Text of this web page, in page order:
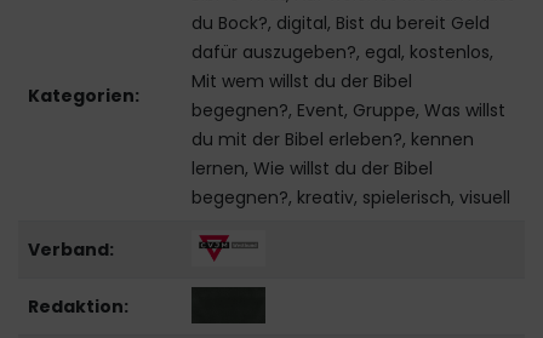
Kategorien:
du Bock?, digital, Bist du bereit Geld
dafür auszugeben?, egal, kostenlos,
Mit wem willst du der Bibel
begegnen?, Event, Gruppe, Was willst
du mit der Bibel erleben?, kennen
lernen, Wie willst du der Bibel
begegnen?, kreativ, spielerisch, visuell
Verband:
Redaktion: